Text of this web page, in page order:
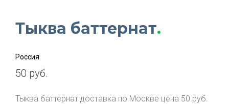
Тыква баттернат.
Россия
50 руб.
Тыква баттернат доставка по Москве цена 50 руб.